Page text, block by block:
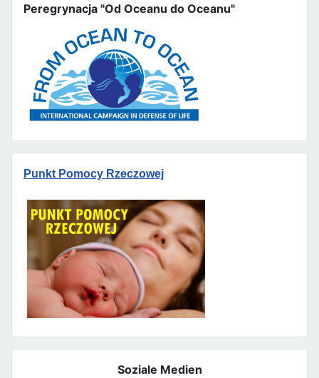
Peregrynacja "Od Oceanu do Oceanu"
Punkt Pomocy Rzeczowej
Soziale Medien